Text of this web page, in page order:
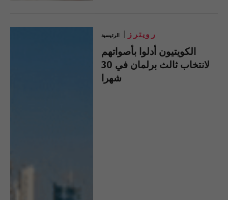
الرئيسية رويترز
الكويتيون أدلوا بأصواتهم
لانتخاب ثالث برلمان في 30
شهرا